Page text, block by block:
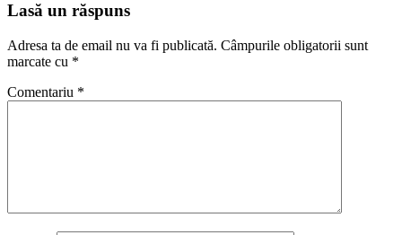
Lasă un răspuns
Adresa ta de email nu va fi publicată. Câmpurile obligatorii sunt
marcate cu *
Comentariu *